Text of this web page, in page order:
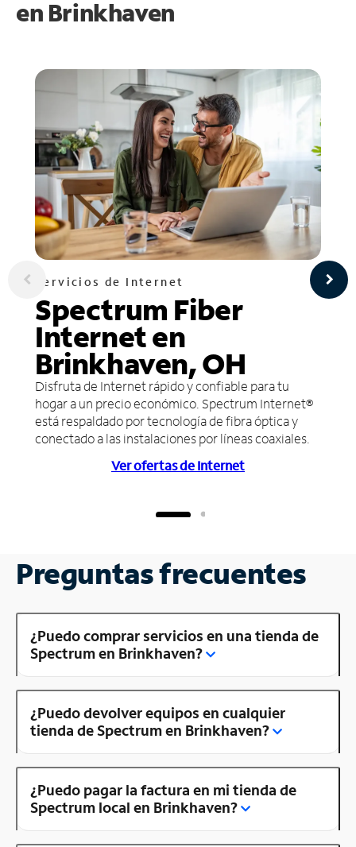
en Brinkhaven
Servicios de Internet
Spectrum Fiber
Internet en
Brinkhaven, OH
Disfruta de Internet rápido y confiable para tu
hogar a un precio económico. Spectrum Internet®
está respaldado por tecnología de fibra óptica y
conectado a las instalaciones por líneas coaxiales.
Ver ofertas de Internet
Preguntas frecuentes
¿Puedo comprar servicios en una tienda de
Spectrum en Brinkhaven?
¿Puedo devolver equipos en cualquier
tienda de Spectrum en Brinkhaven?
¿Puedo pagar la factura en mi tienda de
Spectrum local en Brinkhaven?